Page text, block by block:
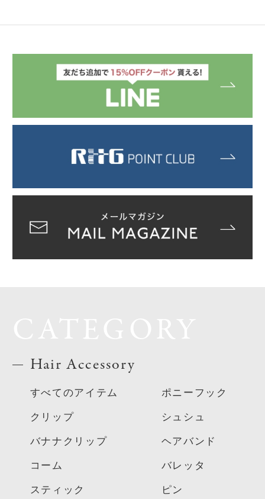
Hair Accessory
すべてのアイテム
クリップ
バナナクリップ
コーム
スティック
ポニーフック
シュシュ
ヘアバンド
バレッタ
ピン